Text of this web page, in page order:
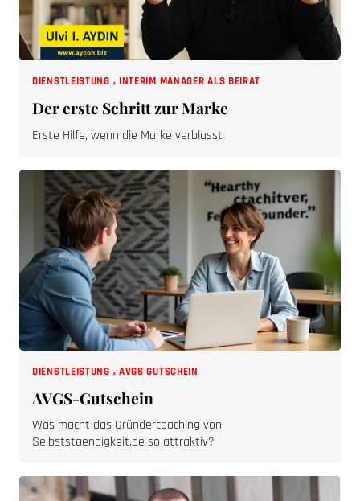
DIENSTLEISTUNG , INTERIM MANAGER ALS BEIRAT
Der erste Schritt zur Marke
Erste Hilfe, wenn die Marke verblasst
DIENSTLEISTUNG , AVGS GUTSCHEIN
AVGS-Gutschein
Was macht das Gründercoaching von
Selbststaendigkeit.de so attraktiv?